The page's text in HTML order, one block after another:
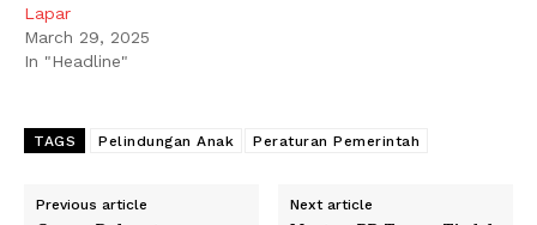
Lapar
March 29, 2025
In "Headline"
TAGS Pelindungan Anak Peraturan Pemerintah
Previous article Next article